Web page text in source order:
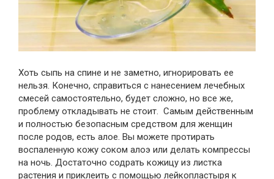
Хоть сыпь на спине и не заметно, игнорировать ее
нельзя. Конечно, справиться с нанесением лечебных
смесей самостоятельно, будет сложно, но все же,
проблему откладывать не стоит. Самым действенным
и полностью безопасным средством для женщин
после родов, есть алое. Вы можете протирать
воспаленную кожу соком алоэ или делать компрессы
на ночь. Достаточно содрать кожицу из листка
растения и приклеить с помощью лейкопластыря к